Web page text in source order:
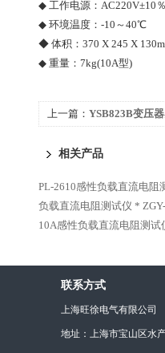
◆ 工作电源：AC220V±10
◆ 环境温度：-10～40℃
◆ 体积：370 X 245 X
◆ 重量：7kg(10A型)
上一篇： YSB823B变压
相关产品
PL-2610感性负载直流电阻
负载直流电阻测试仪 *
10A感性负载直流电阻测试
联系方式
上海旺徐电气有限公司
地址：上海市宝山区水